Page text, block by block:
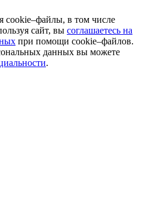
cookie–файлы, в том числе
сайт, вы соглашаетесь на
при помощи cookie–файлов.
данных вы можете
.